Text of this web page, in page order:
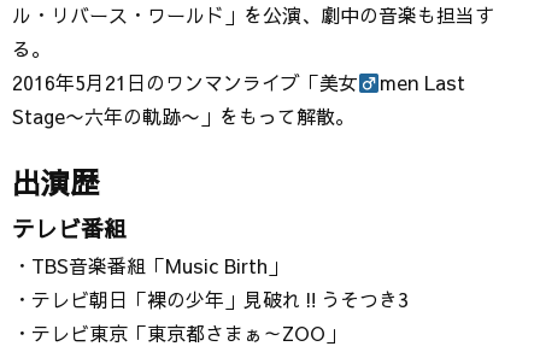
ル・リバース・ワールド」を公演、劇中の音楽も担当す
る。
2016年5月21日のワンマンライブ「美女
men Last
Stage〜六年の軌跡〜」をもって解散。
出演歴
テレビ番組
・TBS音楽番組「Music Birth」
・テレビ朝日「裸の少年」見破れ‼︎うそつき3
・テレビ東京「東京都さまぁ～ZOO」